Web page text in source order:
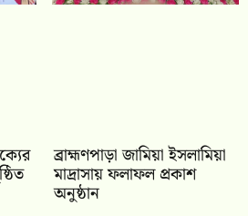
‎ব্রাহ্মণপাড়া জামিয়া ইসলামিয়া
মাদ্রাসায় ফলাফল প্রকাশ
অনুষ্ঠান